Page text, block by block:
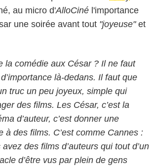
au micro d'AlloCiné l'importance
une soirée avant tout "joyeuse"et
la comédie aux César ? Il ne faut
là-dedans. Il faut que
truc un peu joyeux, simple qui
des films. Les César, c’est la
d’auteur, c’est donner une
à des films. C’est comme Cannes :
des films d’auteurs qui tout d’un
d’être vus par plein de gens